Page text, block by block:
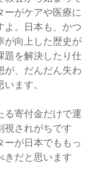
ーがケアや医療に
よ。日本も、かつ
が向上した歴史が
題を解決したり仕
が、だんだん失わ
ます。
る寄付金だけで運
視されがちです
ーが日本でももっ
きだと思います